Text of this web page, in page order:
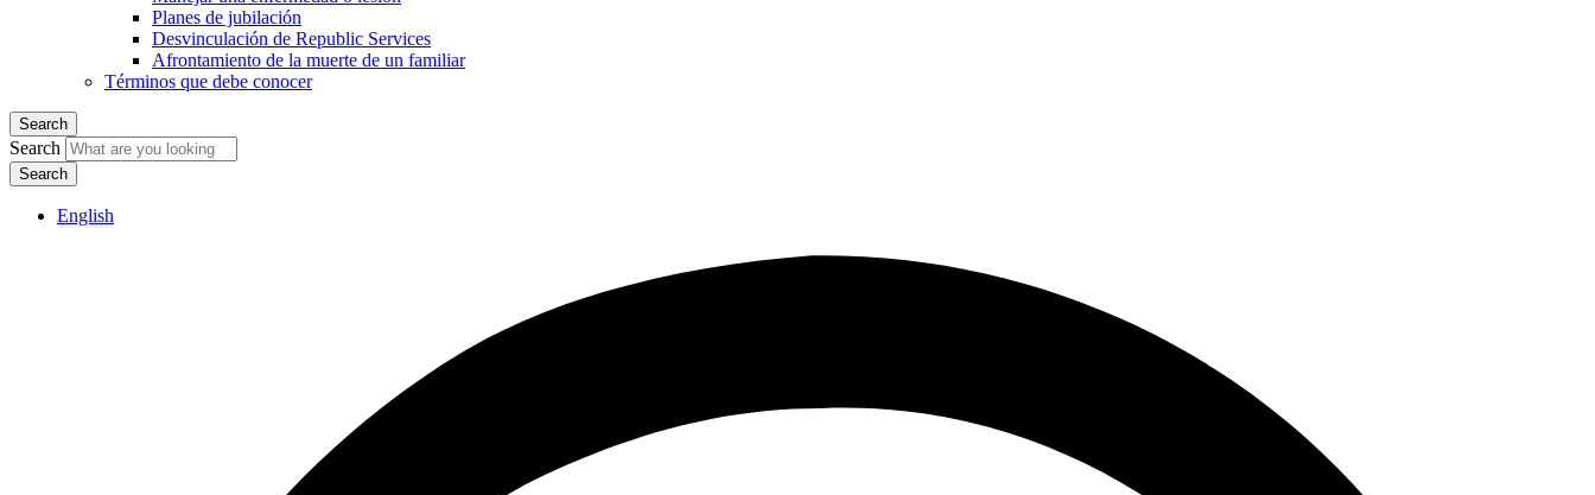
Planes de jubilación
Desvinculación de Republic Services
Afrontamiento de la muerte de un familiar
Términos que debe conocer
Search
Search
English